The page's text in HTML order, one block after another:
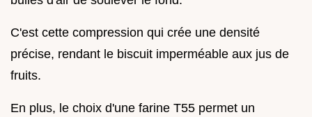
C'est cette compression qui crée une densité
précise, rendant le biscuit imperméable aux jus de
fruits.
En plus, le choix d'une farine T55 permet un